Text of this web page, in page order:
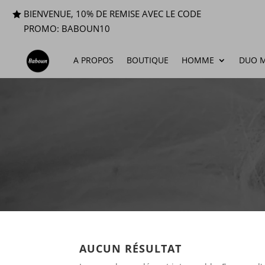
BIENVENUE, 10% DE REMISE AVEC LE CODE
PROMO: BABOUN10
A PROPOS BOUTIQUE HOMME DUO
AUCUN RÉSULTAT